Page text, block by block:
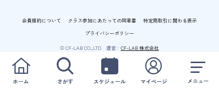
ホーム さがす スケジュール マイページ メニュー
会員規約について クラス参加にあたっての同意書
特定商取引に関わる表示
プライバシーポリシー
© CF-LAB CO.,LTD 運営： CF-LAB 株式会社